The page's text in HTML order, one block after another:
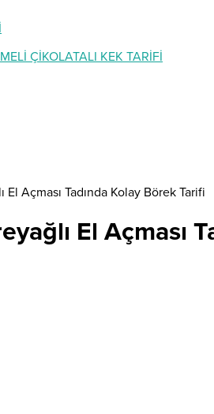
ÇİKOLATALI KEK TARİFİ
El Açması Tadında Kolay Börek Tarifi
El Açması